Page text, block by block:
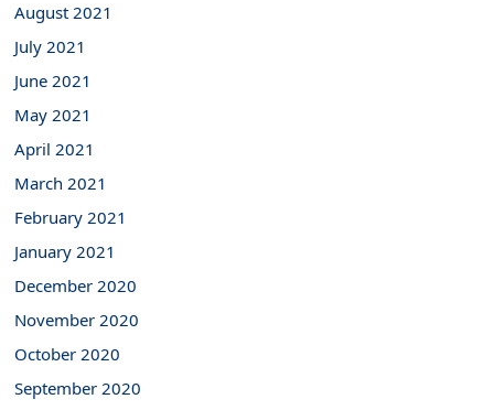
August 2021
July 2021
June 2021
May 2021
April 2021
March 2021
February 2021
January 2021
December 2020
November 2020
October 2020
September 2020